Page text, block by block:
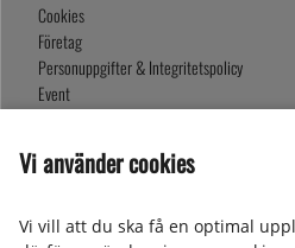
Cookies
Företag
Personuppgifter & Integritetspolicy
Event
Presentkort
Vi använder cookies
Vi vill att du ska få en optimal